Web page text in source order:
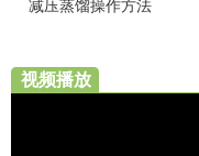
减压蒸馏操作方法
视频播放